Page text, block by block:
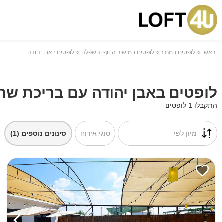
ראשי לופטים במרכז לופטים במישור החוף והשפלה לופטים באבן יהודה
לופטים באבן יהודה עם בריכת
התקבלו 1 לופטים
מיון לפי סוגי אירוח סינונים נוספים (1)